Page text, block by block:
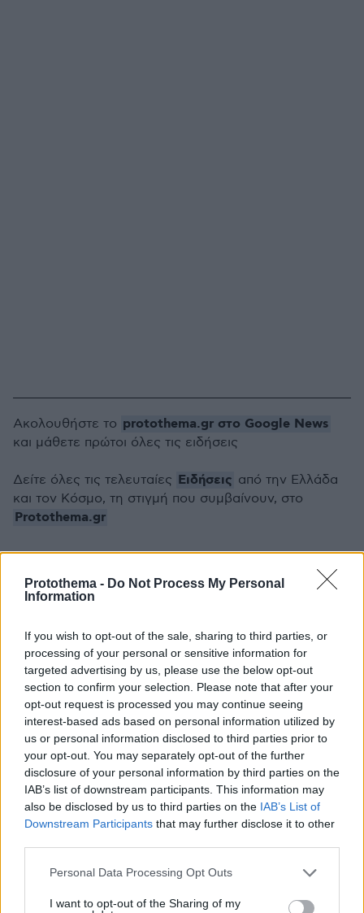
Protothema - Do Not Process My Personal
Information
If you wish to opt-out of the sale, sharing to third parties, or
processing of your personal or sensitive information for
targeted advertising by us, please use the below opt-out
section to confirm your selection. Please note that after your
opt-out request is processed you may continue seeing
interest-based ads based on personal information utilized by
us or personal information disclosed to third parties prior to
your opt-out. You may separately opt-out of the further
disclosure of your personal information by third parties on the
IAB’s list of downstream participants. This information may
also be disclosed by us to third parties on the IAB’s List of
Downstream Participants that may further disclose it to other
Please note that this website/app uses one or more Google
not limited to your visit or usage behaviour. You may click to
Personal Data Processing Opt Outs
I want to opt-out of the Sharing of my
Ακολουθήστε το protothema.gr στο Google News
και μάθετε πρώτοι όλες τις ειδήσεις
Δείτε όλες τις τελευταίες Ειδήσεις από την Ελλάδα
και τον Κόσμο, τη στιγμή που συμβαίνουν, στο
Protothema.gr